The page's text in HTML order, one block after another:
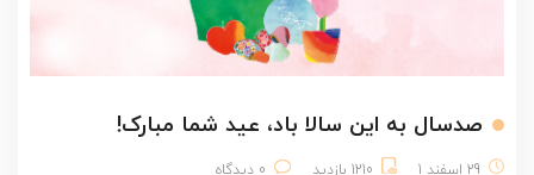
صدسال به این سالا باد، عید شما مبارک!